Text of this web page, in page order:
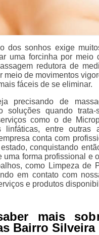
dos sonhos exige
uma forcinha por
redutora de
meio de movimentos
fáceis de se eliminar.
precisando de
soluções quando
como o de
linfáticas, entre outras
conta com
conquistando
uma forma profissional e
como Limpeza de
em contato com
e produtos
mais
Bairro Silveira